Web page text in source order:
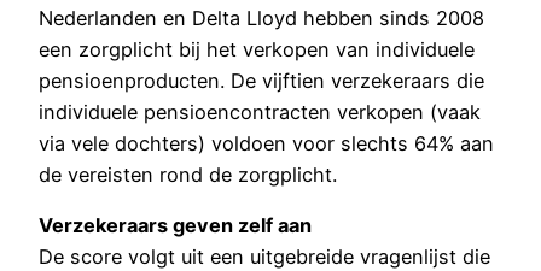
Nederlanden en Delta Lloyd hebben sinds 2008
een zorgplicht bij het verkopen van individuele
pensioenproducten. De vijftien verzekeraars die
individuele pensioencontracten verkopen (vaak
via vele dochters) voldoen voor slechts 64% aan
de vereisten rond de zorgplicht.
Verzekeraars geven zelf aan
De score volgt uit een uitgebreide vragenlijst die